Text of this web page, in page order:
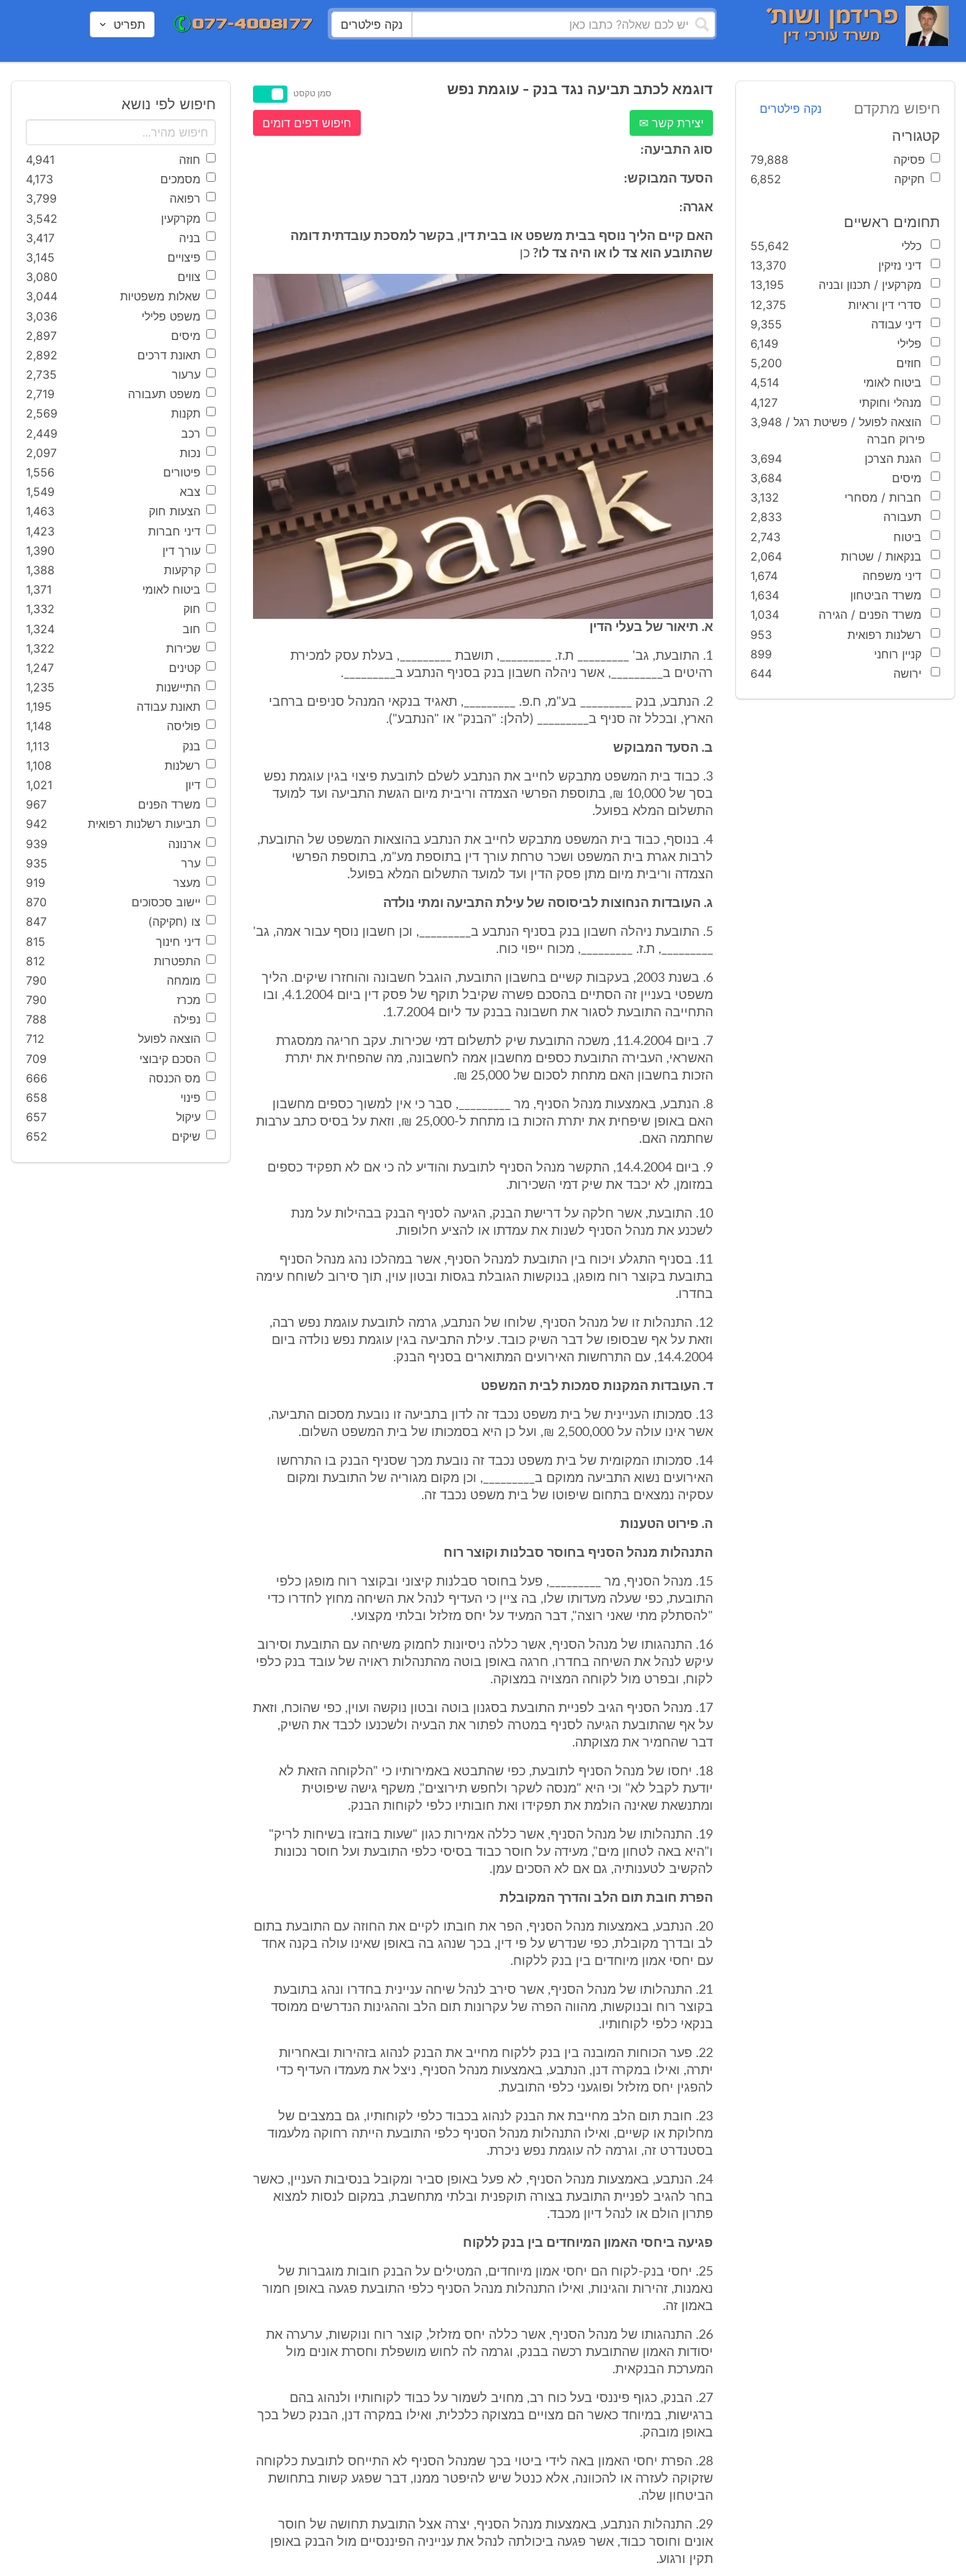
נקה פילטרים תפריט
חיפוש מתקדם נקה פילטרים
קטגוריה
פסיקה
79,888
חקיקה
6,852
תחומים ראשיים
כללי
55,642
דיני נזיקין
13,370
מקרקעין / תכנון ובניה
13,195
סדרי דין וראיות
12,375
דיני עבודה
9,355
פלילי
6,149
חוזים
5,200
ביטוח לאומי
4,514
מנהלי וחוקתי
4,127
הוצאה לפועל / פשיטת רגל /
פירוק חברה
3,948
הגנת הצרכן
3,694
מיסים
3,684
חברות / מסחרי
3,132
תעבורה
2,833
ביטוח
2,743
בנקאות / שטרות
2,064
דיני משפחה
1,674
משרד הביטחון
1,634
משרד הפנים / הגירה
1,034
רשלנות רפואית
953
קניין רוחני
899
ירושה
644
דוגמא לכתב תביעה נגד בנק - עוגמת נפש סמן טקסט
יצירת קשר ✉ חיפוש דפים דומים
סוג התביעה:
הסעד המבוקש:
אגרה:
האם קיים הליך נוסף בבית משפט או בבית דין, בקשר למסכת עובדתית דומה
שהתובע הוא צד לו או היה צד לו? כן
א. תיאור של בעלי הדין
1. התובעת, גב' _________ ת.ז. _________, תושבת _________, בעלת עסק למכירת
רהיטים ב_________, אשר ניהלה חשבון בנק בסניף הנתבע ב_________.
2. הנתבע, בנק _________ בע"מ, ח.פ. _________, תאגיד בנקאי המנהל סניפים ברחבי
הארץ, ובכלל זה סניף ב_________ (להלן: "הבנק" או "הנתבע").
ב. הסעד המבוקש
3. כבוד בית המשפט מתבקש לחייב את הנתבע לשלם לתובעת פיצוי בגין עוגמת נפש
בסך של 10,000 ₪, בתוספת הפרשי הצמדה וריבית מיום הגשת התביעה ועד למועד
התשלום המלא בפועל.
4. בנוסף, כבוד בית המשפט מתבקש לחייב את הנתבע בהוצאות המשפט של התובעת,
לרבות אגרת בית המשפט ושכר טרחת עורך דין בתוספת מע"מ, בתוספת הפרשי
הצמדה וריבית מיום מתן פסק הדין ועד למועד התשלום המלא בפועל.
ג. העובדות הנחוצות לביסוסה של עילת התביעה ומתי נולדה
5. התובעת ניהלה חשבון בנק בסניף הנתבע ב_________, וכן חשבון נוסף עבור אמה, גב'
_________, ת.ז. _________, מכוח ייפוי כוח.
6. בשנת 2003, בעקבות קשיים בחשבון התובעת, הוגבל חשבונה והוחזרו שיקים. הליך
משפטי בעניין זה הסתיים בהסכם פשרה שקיבל תוקף של פסק דין ביום 4.1.2004, ובו
התחייבה התובעת לסגור את חשבונה בבנק עד ליום 1.7.2004.
7. ביום 11.4.2004, משכה התובעת שיק לתשלום דמי שכירות. עקב חריגה ממסגרת
האשראי, העבירה התובעת כספים מחשבון אמה לחשבונה, מה שהפחית את יתרת
הזכות בחשבון האם מתחת לסכום של 25,000 ₪.
8. הנתבע, באמצעות מנהל הסניף, מר _________, סבר כי אין למשוך כספים מחשבון
האם באופן שיפחית את יתרת הזכות בו מתחת ל-25,000 ₪, וזאת על בסיס כתב ערבות
שחתמה האם.
9. ביום 14.4.2004, התקשר מנהל הסניף לתובעת והודיע לה כי אם לא תפקיד כספים
במזומן, לא יכבד את שיק דמי השכירות.
10. התובעת, אשר חלקה על דרישת הבנק, הגיעה לסניף הבנק בבהילות על מנת
לשכנע את מנהל הסניף לשנות את עמדתו או להציע חלופות.
11. בסניף התגלע ויכוח בין התובעת למנהל הסניף, אשר במהלכו נהג מנהל הסניף
בתובעת בקוצר רוח מופגן, בנוקשות הגובלת בגסות ובטון עוין, תוך סירוב לשוחח עימה
בחדרו.
12. התנהלות זו של מנהל הסניף, שלוחו של הנתבע, גרמה לתובעת עוגמת נפש רבה,
וזאת על אף שבסופו של דבר השיק כובד. עילת התביעה בגין עוגמת נפש נולדה ביום
14.4.2004, עם התרחשות האירועים המתוארים בסניף הבנק.
ד. העובדות המקנות סמכות לבית המשפט
13. סמכותו העניינית של בית משפט נכבד זה לדון בתביעה זו נובעת מסכום התביעה,
אשר אינו עולה על 2,500,000 ₪, ועל כן היא בסמכותו של בית המשפט השלום.
14. סמכותו המקומית של בית משפט נכבד זה נובעת מכך שסניף הבנק בו התרחשו
האירועים נשוא התביעה ממוקם ב_________, וכן מקום מגוריה של התובעת ומקום
עסקיה נמצאים בתחום שיפוטו של בית משפט נכבד זה.
ה. פירוט הטענות
התנהלות מנהל הסניף בחוסר סבלנות וקוצר רוח
15. מנהל הסניף, מר _________, פעל בחוסר סבלנות קיצוני ובקוצר רוח מופגן כלפי
התובעת, כפי שעלה מעדותו שלו, בה ציין כי העדיף לנהל את השיחה מחוץ לחדרו כדי
"להסתלק מתי שאני רוצה", דבר המעיד על יחס מזלזל ובלתי מקצועי.
16. התנהגותו של מנהל הסניף, אשר כללה ניסיונות לחמוק משיחה עם התובעת וסירוב
עיקש לנהל את השיחה בחדרו, חרגה באופן בוטה מהתנהלות ראויה של עובד בנק כלפי
לקוח, ובפרט מול לקוחה המצויה במצוקה.
17. מנהל הסניף הגיב לפניית התובעת בסגנון בוטה ובטון נוקשה ועוין, כפי שהוכח, וזאת
על אף שהתובעת הגיעה לסניף במטרה לפתור את הבעיה ולשכנעו לכבד את השיק,
דבר שהחמיר את מצוקתה.
18. יחסו של מנהל הסניף לתובעת, כפי שהתבטא באמירותיו כי "הלקוחה הזאת לא
יודעת לקבל לא" וכי היא "מנסה לשקר ולחפש תירוצים", משקף גישה שיפוטית
ומתנשאת שאינה הולמת את תפקידו ואת חובותיו כלפי לקוחות הבנק.
19. התנהלותו של מנהל הסניף, אשר כללה אמירות כגון "שעות בוזבזו בשיחות לריק"
ו"היא באה לטחון מים", מעידה על חוסר כבוד בסיסי כלפי התובעת ועל חוסר נכונות
להקשיב לטענותיה, גם אם לא הסכים עמן.
הפרת חובת תום הלב והדרך המקובלת
20. הנתבע, באמצעות מנהל הסניף, הפר את חובתו לקיים את החוזה עם התובעת בתום
לב ובדרך מקובלת, כפי שנדרש על פי דין, בכך שנהג בה באופן שאינו עולה בקנה אחד
עם יחסי אמון מיוחדים בין בנק ללקוח.
21. התנהלותו של מנהל הסניף, אשר סירב לנהל שיחה עניינית בחדרו ונהג בתובעת
בקוצר רוח ובנוקשות, מהווה הפרה של עקרונות תום הלב וההגינות הנדרשים ממוסד
בנקאי כלפי לקוחותיו.
22. פער הכוחות המובנה בין בנק ללקוח מחייב את הבנק לנהוג בזהירות ובאחריות
יתרה, ואילו במקרה דנן, הנתבע, באמצעות מנהל הסניף, ניצל את מעמדו העדיף כדי
להפגין יחס מזלזל ופוגעני כלפי התובעת.
23. חובת תום הלב מחייבת את הבנק לנהוג בכבוד כלפי לקוחותיו, גם במצבים של
מחלוקת או קשיים, ואילו התנהלות מנהל הסניף כלפי התובעת הייתה רחוקה מלעמוד
בסטנדרט זה, וגרמה לה עוגמת נפש ניכרת.
24. הנתבע, באמצעות מנהל הסניף, לא פעל באופן סביר ומקובל בנסיבות העניין, כאשר
בחר להגיב לפניית התובעת בצורה תוקפנית ובלתי מתחשבת, במקום לנסות למצוא
פתרון הולם או לנהל דיון מכבד.
פגיעה ביחסי האמון המיוחדים בין בנק ללקוח
25. יחסי בנק-לקוח הם יחסי אמון מיוחדים, המטילים על הבנק חובות מוגברות של
נאמנות, זהירות והגינות, ואילו התנהלות מנהל הסניף כלפי התובעת פגעה באופן חמור
באמון זה.
26. התנהגותו של מנהל הסניף, אשר כללה יחס מזלזל, קוצר רוח ונוקשות, ערערה את
יסודות האמון שהתובעת רכשה בבנק, וגרמה לה לחוש מושפלת וחסרת אונים מול
המערכת הבנקאית.
27. הבנק, כגוף פיננסי בעל כוח רב, מחויב לשמור על כבוד לקוחותיו ולנהוג בהם
ברגישות, במיוחד כאשר הם מצויים במצוקה כלכלית, ואילו במקרה דנן, הבנק כשל בכך
באופן מובהק.
28. הפרת יחסי האמון באה לידי ביטוי בכך שמנהל הסניף לא התייחס לתובעת כלקוחה
שזקוקה לעזרה או להכוונה, אלא כנטל שיש להיפטר ממנו, דבר שפגע קשות בתחושת
הביטחון שלה.
29. התנהלות הנתבע, באמצעות מנהל הסניף, יצרה אצל התובעת תחושה של חוסר
אונים וחוסר כבוד, אשר פגעה ביכולתה לנהל את ענייניה הפיננסיים מול הבנק באופן
תקין ורגוע.
חיפוש לפי נושא
חוזה
4,941
מסמכים
4,173
רפואה
3,799
מקרקעין
3,542
בניה
3,417
פיצויים
3,145
צווים
3,080
שאלות משפטיות
3,044
משפט פלילי
3,036
מיסים
2,897
תאונת דרכים
2,892
ערעור
2,735
משפט תעבורה
2,719
תקנות
2,569
רכב
2,449
נכות
2,097
פיטורים
1,556
צבא
1,549
הצעות חוק
1,463
דיני חברות
1,423
עורך דין
1,390
קרקעות
1,388
ביטוח לאומי
1,371
חוק
1,332
חוב
1,324
שכירות
1,322
קטינים
1,247
התיישנות
1,235
תאונת עבודה
1,195
פוליסה
1,148
בנק
1,113
רשלנות
1,108
דיון
1,021
משרד הפנים
967
תביעות רשלנות רפואית
942
ארנונה
939
ערר
935
מעצר
919
יישוב סכסוכים
870
צו (חקיקה)
847
דיני חינוך
815
התפטרות
812
מומחה
790
מכרז
790
נפילה
788
הוצאה לפועל
712
הסכם קיבוצי
709
מס הכנסה
666
פינוי
658
עיקול
657
שיקים
652